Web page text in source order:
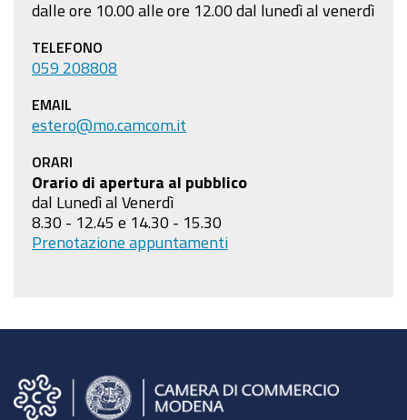
dalle ore 10.00 alle ore 12.00 dal lunedì al venerdì
TELEFONO
059 208808
EMAIL
estero@mo.camcom.it
ORARI
Orario di apertura al pubblico
dal Lunedì al Venerdì
8.30 - 12.45 e 14.30 - 15.30
Prenotazione appuntamenti